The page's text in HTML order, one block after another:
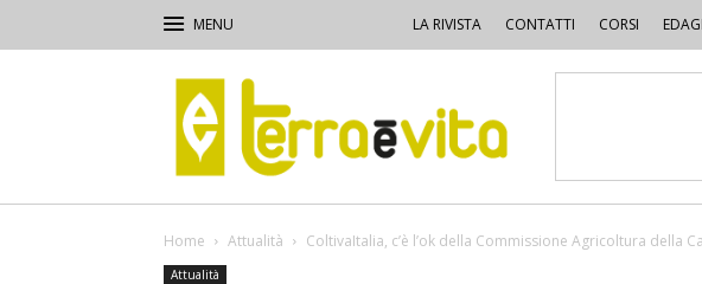
LA RIVISTA CONTATTI CORSI
Terra
e
Vita
Home Attualità ColtivaItalia, c’è l’ok della Commissione Agricoltura della
Attualità